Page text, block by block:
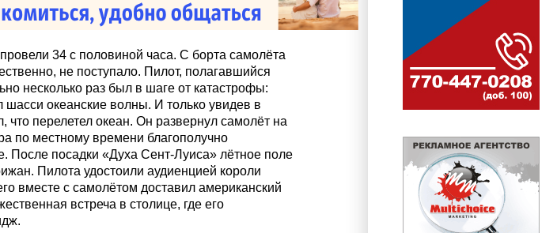
34 с половиной часа. С борта самолёта
не поступало. Пилот, полагавшийся
несколько раз был в шаге от катастрофы:
шасси океанские волны. И только увидев в
что перелетел океан. Он развернул самолёт на
по местному времени благополучно
После посадки «Духа Сент-Луиса» лётное поле
Пилота удостоили аудиенцией короли
вместе с самолётом доставил американский
встреча в столице, где его